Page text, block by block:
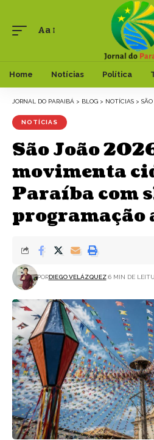
Aa
Home Notícias Política
JORNAL DO PARAIBÁ > BLOG > NOTÍCIAS > SÃO
NOTÍCIAS
São João
movimenta
Paraíba com
programação
PORDIEGO VELÁZQUEZ 6 MIN DE